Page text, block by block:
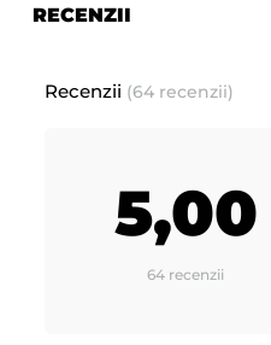
RECENZII
Recenzii (64 recenzii)
5,00
64 recenzii